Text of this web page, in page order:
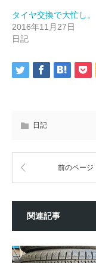
タイヤ交換で大忙し。
2016年11月27日
日記
日記
前のページ
関連記事